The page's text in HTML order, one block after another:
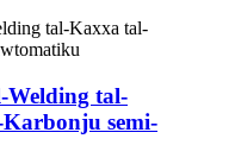
tal-
semi-